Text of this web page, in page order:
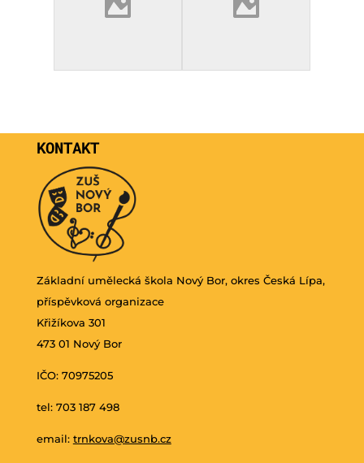
KONTAKT
Základní umělecká škola Nový Bor, okres Česká Lípa,
příspěvková organizace
Křižíkova 301
473 01 Nový Bor
IČO: 70975205
tel: 703 187 498
email: trnkova@zusnb.cz